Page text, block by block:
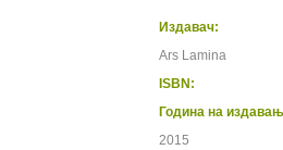
Издавач:
Ars Lamina
ISBN:
Година на
2015